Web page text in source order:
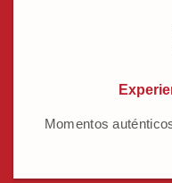
Momentos